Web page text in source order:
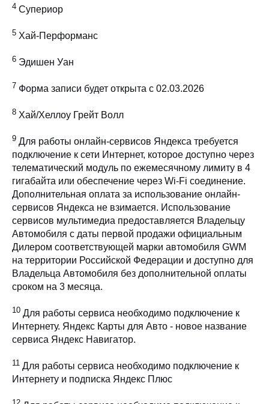
4 Супериор
5 Хай-Перформанс
6 Эдишен Уан
7 Форма записи будет открыта с 02.03.2026
8 Хай/Хеллоу Грейт Волл
9 Для работы онлайн-сервисов Яндекса требуется
подключение к сети Интернет, которое доступно через
телематический модуль по ежемесячному лимиту в 4
гигабайта или обеспечение через Wi-Fi соединение.
Дополнительная оплата за использование онлайн-
сервисов Яндекса не взимается. Использование
сервисов мультимедиа предоставляется Владельцу
Автомобиля с даты первой продажи официальным
Дилером соответствующей марки автомобиля GWM
на территории Российской Федерации и доступно для
Владельца Автомобиля без дополнительной оплаты
сроком на 3 месяца.
10 Для работы сервиса необходимо подключение к
Интернету. Яндекс Карты для Авто - новое название
сервиса Яндекс Навигатор.
11 Для работы сервиса необходимо подключение к
Интернету и подписка Яндекс Плюс
12